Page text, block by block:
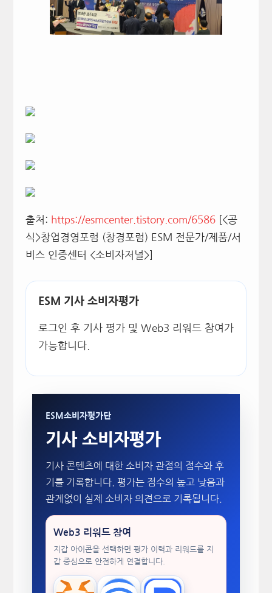
출처: https://esmcenter.tistory.com/6586[<공
식>창업경영포럼 (창경포럼) ESM 전문가/제품/서
비스 인증센터 <소비자저널>]
ESM 기사 소비자평가
로그인 후 기사 평가 및 Web3 리워드 참여가
가능합니다.
ESM소비자평가단
기사 소비자평가
기사 콘텐츠에 대한 소비자 관점의 점수와 후
기를 기록합니다. 평가는 점수의 높고 낮음과
관계없이 실제 소비자 의견으로 기록됩니다.
Web3 리워드 참여
지갑 아이콘을 선택하면 평가 이력과 리워드를 지
갑 중심으로 안전하게 연결합니다.